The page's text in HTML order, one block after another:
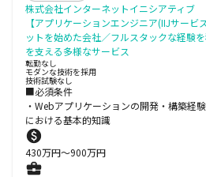
株式会社インターネットイニシアティブ
【アプリケーションエンジニア(IIJサー
ットを始めた会社／フルスタックな経験
を支える多様なサービス
転勤なし
モダンな技術を採用
技術試験なし
■必須条件
・Webアプリケーションの開発・構築経
における基本的知識
430万円〜900万円